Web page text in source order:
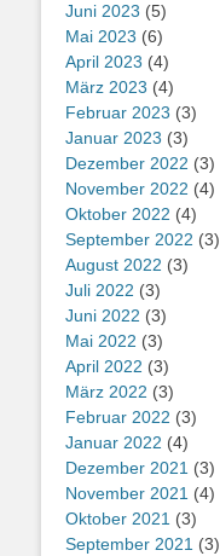
Juni 2023 (5)
Mai 2023 (6)
April 2023 (4)
März 2023 (4)
Februar 2023 (3)
Januar 2023 (3)
Dezember 2022 (3)
November 2022 (4)
Oktober 2022 (4)
September 2022 (3)
August 2022 (3)
Juli 2022 (3)
Juni 2022 (3)
Mai 2022 (3)
April 2022 (3)
März 2022 (3)
Februar 2022 (3)
Januar 2022 (4)
Dezember 2021 (3)
November 2021 (4)
Oktober 2021 (3)
September 2021 (3)